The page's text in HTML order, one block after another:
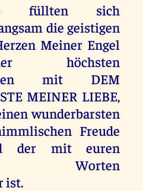
füllten sich
die geistigen
Meiner Engel
höchsten
mit DEM
MEINER LIEBE,
wunderbarsten
Freude
der mit euren
Worten
ist.